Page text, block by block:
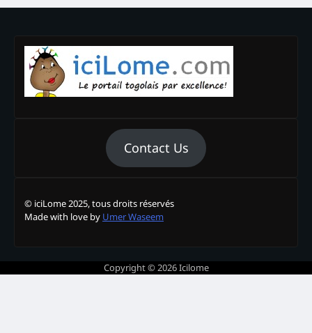
Contact Us
© iciLome 2025, tous droits réservés
Made with love by Umer Waseem
Copyright © 2026Icilome